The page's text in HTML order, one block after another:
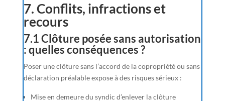
7. Conflits, infractions et
recours
7.1 Clôture posée sans autorisation
: quelles conséquences ?
Poser une clôture sans l’accord de la copropriété ou sans
déclaration préalable expose à des risques sérieux :
Mise en demeure du syndic d’enlever la clôture